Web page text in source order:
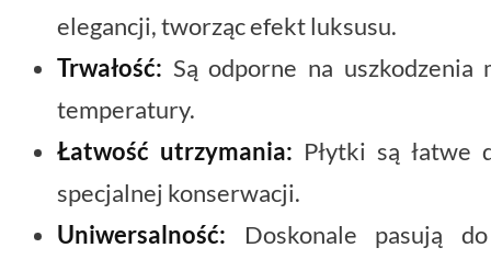
elegancji, tworząc efekt luksusu.
Trwałość: Są odporne na
temperatury.
Łatwość utrzymania: Płytki są łatwe
specjalnej konserwacji.
Uniwersalność: Doskonale pasują